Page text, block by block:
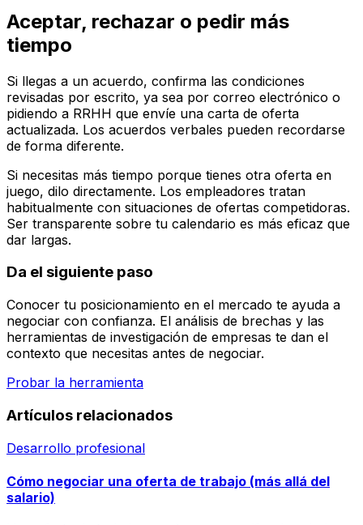
Aceptar, rechazar o pedir más
tiempo
Si llegas a un acuerdo, confirma las condiciones
revisadas por escrito, ya sea por correo electrónico o
pidiendo a RRHH que envíe una carta de oferta
actualizada. Los acuerdos verbales pueden recordarse
de forma diferente.
Si necesitas más tiempo porque tienes otra oferta en
juego, dilo directamente. Los empleadores tratan
habitualmente con situaciones de ofertas competidoras.
Ser transparente sobre tu calendario es más eficaz que
dar largas.
Da el siguiente paso
Conocer tu posicionamiento en el mercado te ayuda a
negociar con confianza. El análisis de brechas y las
herramientas de investigación de empresas te dan el
contexto que necesitas antes de negociar.
Probar la herramienta
Artículos relacionados
Desarrollo profesional
Cómo negociar una oferta de trabajo (más allá del
salario)